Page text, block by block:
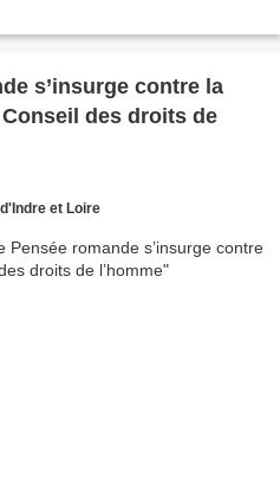
s’insurge contre la
des droits de
et Loire